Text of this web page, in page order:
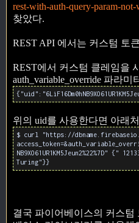
rest-with-auth-query-param-
찾았다.
REST API 에서는 커스텀 토
REST에서 커스텀 클레임을
auth_variable_override 파라
위의 uid를 사용한다면 아래
$ curl "https://
NB9XO61UR1KM5Jeun2%22%7D" {"
Turing"}}
결국 파이어베이스의 커스텀